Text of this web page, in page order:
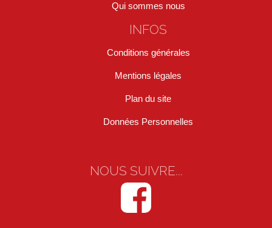
Qui sommes nous
INFOS
Conditions générales
Mentions légales
Plan du site
Données Personnelles
NOUS SUIVRE...